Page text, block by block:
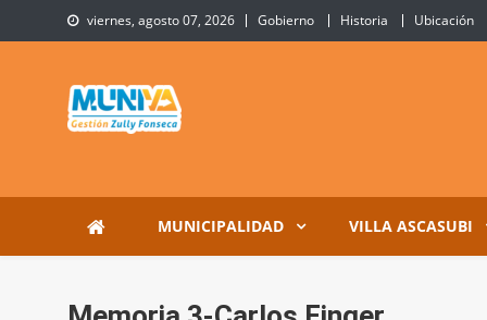
to
viernes, agosto 07, 2026 Gobierno Historia Ubicación
Municipalidad de Villa
MUNICIPALIDAD VILLA ASCASUBI